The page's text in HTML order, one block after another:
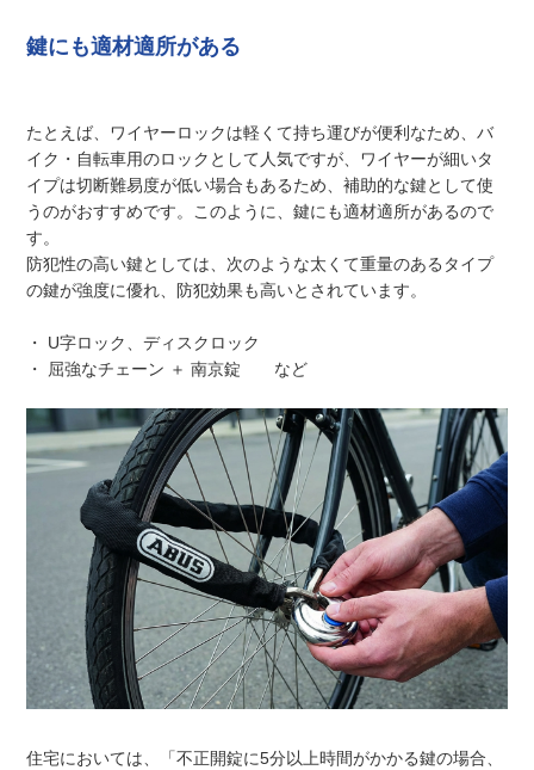
鍵にも適材適所がある
たとえば、ワイヤーロックは軽くて持ち運びが便利なため、バ
イク・自転車用のロックとして人気ですが、ワイヤーが細いタ
イプは切断難易度が低い場合もあるため、補助的な鍵として使
うのがおすすめです。このように、鍵にも適材適所があるので
す。
防犯性の高い鍵としては、次のような太くて重量のあるタイプ
の鍵が強度に優れ、防犯効果も高いとされています。
・ U字ロック、ディスクロック
・ 屈強なチェーン ＋ 南京錠 など
住宅においては、「不正開錠に5分以上時間がかかる鍵の場合、